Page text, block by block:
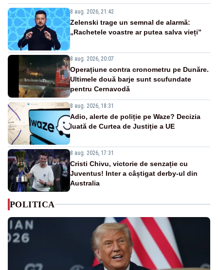
8 aug. 2026, 21:42
Zelenski trage un semnal de alarmă:
„Rachetele voastre ar putea salva vieți”
8 aug. 2026, 20:07
Operațiune contra cronometru pe Dunăre.
Ultimele două barje sunt scufundate
pentru Cernavodă
8 aug. 2026, 18:31
Adio, alerte de poliție pe Waze? Decizia
luată de Curtea de Justiție a UE
8 aug. 2026, 17:31
Cristi Chivu, victorie de senzație cu
Juventus! Inter a câștigat derby-ul din
Australia
POLITICA